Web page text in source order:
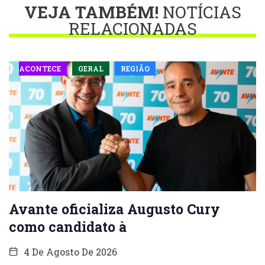
VEJA TAMBÉM! NOTÍCIAS
RELACIONADAS
ACONTECE GERAL REGIÃO
Avante oficializa Augusto Cury
como candidato à
4 De Agosto De 2026